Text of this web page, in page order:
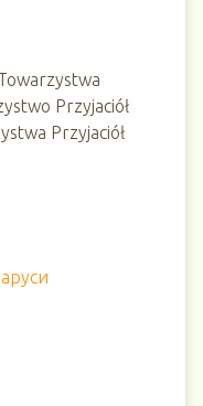
Przyjaciół
Przyjaciół